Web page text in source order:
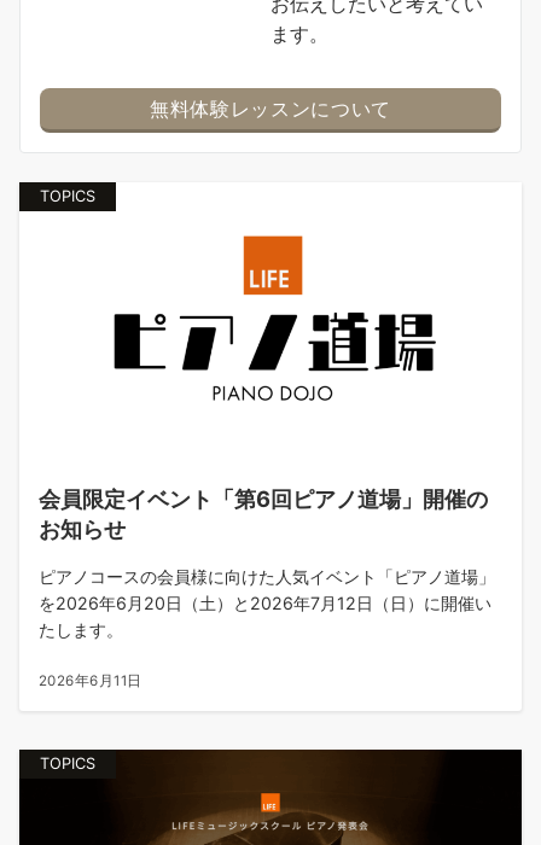
ます。
無料体験レッスンについて
TOPICS
会員限定イベント「第6回ピアノ道場」開催の
お知らせ
ピアノコースの会員様に向けた人気イベント「ピアノ道場」
を2026年6月20日（土）と2026年7月12日（日）に開催い
たします。
2026年6月11日
TOPICS